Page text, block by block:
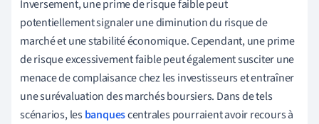
Inversement, une prime de risque faible peut
potentiellement signaler une diminution du risque de
marché et une stabilité économique. Cependant, une prime
de risque excessivement faible peut également susciter une
menace de complaisance chez les investisseurs et entraîner
une surévaluation des marchés boursiers. Dans de tels
scénarios, lesbanquescentrales pourraient avoir recours à